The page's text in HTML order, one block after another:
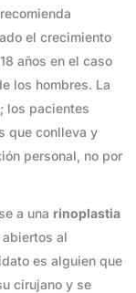
el crecimiento
años en el caso
los hombres. La
los pacientes
que conlleva y
personal, no por
a una rinoplastia
al
es alguien que
cirujano y se